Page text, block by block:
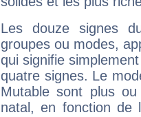
Les douze signes
groupes ou modes,
qui signifie
quatre signes. Le
Mutable sont plus
natal, en fonction de